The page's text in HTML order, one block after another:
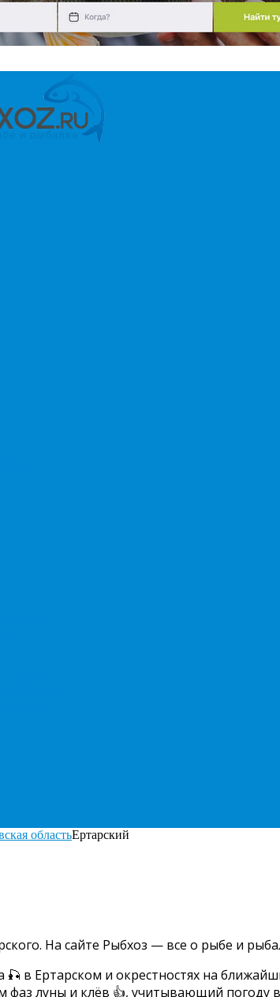
областьЕртарский
На сайте Рыбхоз — все о рыбе и
в Ертарском и окрестностях на
фаз луны и клёв 👍, учитывающий погоду